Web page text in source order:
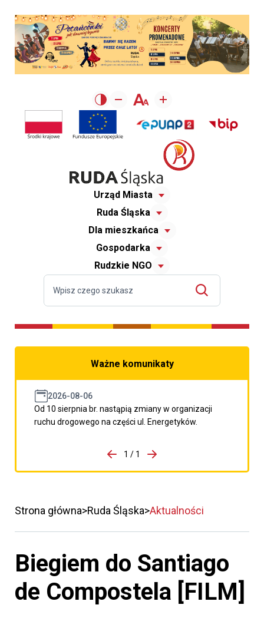
Urząd Miasta
Ruda Śląska
Dla mieszkańca
Gospodarka
Rudzkie NGO
Ważne komunikaty
2026-08-06
Od 10 sierpnia br. nastąpią zmiany w organizacji
ruchu drogowego na części ul. Energetyków.
porzpedniego komunikatu
1 / 1
Przejdź do następnego
Strona główna Ruda Śląska Aktualności
Biegiem do Santiago
de Compostela [FILM]